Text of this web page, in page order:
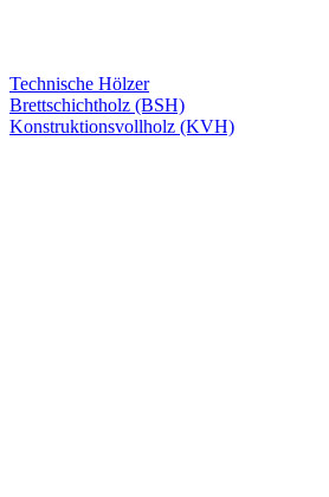
Technische Hölzer
Brettschichtholz (BSH)
Konstruktionsvollholz (KVH)